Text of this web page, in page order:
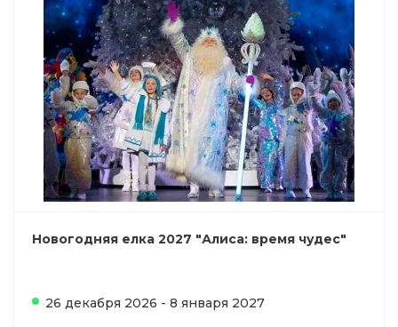
Новогодняя елка 2027 "Алиса: время чудес"
26 декабря 2026 - 8 января 2027